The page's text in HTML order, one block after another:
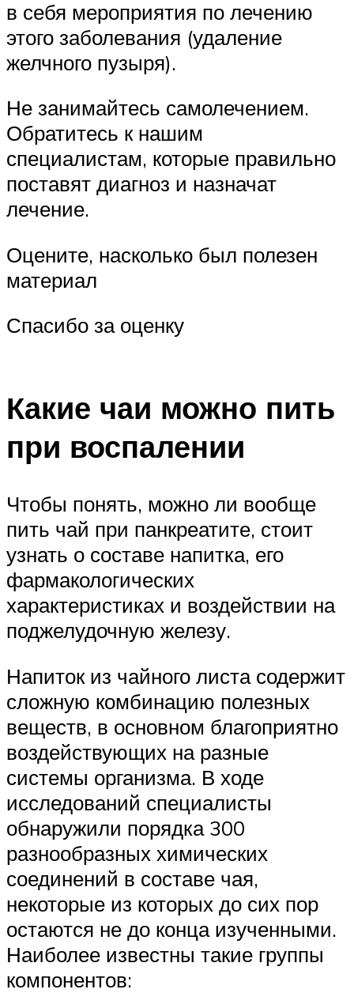
в себя мероприятия по лечению
этого заболевания (удаление
желчного пузыря).
Не занимайтесь самолечением.
Обратитесь к нашим
специалистам, которые правильно
поставят диагноз и назначат
лечение.
Оцените, насколько был полезен
материал
Спасибо за оценку
Какие чаи можно пить
при воспалении
Чтобы понять, можно ли вообще
пить чай при панкреатите, стоит
узнать о составе напитка, его
фармакологических
характеристиках и воздействии на
поджелудочную железу.
Напиток из чайного листа содержит
сложную комбинацию полезных
веществ, в основном благоприятно
воздействующих на разные
системы организма. В ходе
исследований специалисты
обнаружили порядка 300
разнообразных химических
соединений в составе чая,
некоторые из которых до сих пор
остаются не до конца изученными.
Наиболее известны такие группы
компонентов: